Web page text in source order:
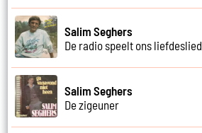
Salim Seghers
De radio speelt ons liefdeslied
Salim Seghers
De zigeuner